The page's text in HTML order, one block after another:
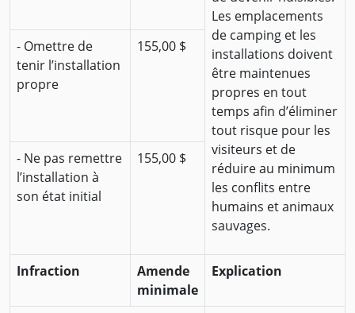
Les emplacements
de camping et les
installations doivent
être maintenues
propres en tout
temps afin d’éliminer
tout risque pour les
visiteurs et de
réduire au minimum
les conflits entre
humains et animaux
sauvages.
- Omettre de
tenir l’installation
propre
155,00 $
- Ne pas remettre
l’installation à
son état initial
155,00 $
Infraction
Amende
minimale
Explication